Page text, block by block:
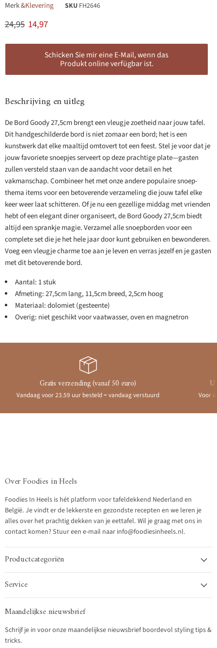
Merk&Klevering SKU FH2646
Originele prijs
24,95 Huidige prijs
14,97
Schicken Sie mir eine E-Mail, wenn das
Produkt online verfügbar ist.
Beschrijving en uitleg
De Bord Goody 27,5cm brengt een vleugje zoetheid naar jouw tafel.
Dit handgeschilderde bord is niet zomaar een bord; het is een
kunstwerk dat elke maaltijd omtovert tot een feest. Stel je voor dat je
jouw favoriete snoepjes serveert op deze prachtige plate—gasten
zullen versteld staan van de aandacht voor detail en het
vakmanschap. Combineer het met onze andere populaire snoep-
thema items voor een betoverende verzameling die jouw tafel elke
keer weer laat schitteren. Of je nu een gezellige middag met vrienden
hebt of een elegant diner organiseert, de Bord Goody 27,5cm biedt
altijd een sprankje magie. Verzamel alle snoepborden voor een
complete set die je het hele jaar door kunt gebruiken en bewonderen.
Voeg een vleugje charme toe aan je leven en verras jezelf en je gasten
met dit betoverende bord.
Aantal: 1 stuk
Afmeting: 27,5cm lang, 11,5cm breed, 2,5cm hoog
Materiaal: dolomiet (gesteente)
Overig: niet geschikt voor vaatwasser, oven en magnetron
Gratis verzending (vanaf 50 euro)
Vandaag voor 23.59 uur besteld = vandaag verstuurd Voor
Over Foodies in Heels
Foodies In Heels is hét platform voor tafeldekkend Nederland en
België. Je vindt er de lekkerste en gezondste recepten en we leren je
alles over het prachtig dekken van je eettafel. Wil je graag met ons in
contact komen? Stuur een e-mail naar info@foodiesinheels.nl.
Productcategoriën
Service
Maandelijkse nieuwsbrief
Schrijf je in voor onze maandelijkse nieuwsbrief boordevol styling tips &
tricks.